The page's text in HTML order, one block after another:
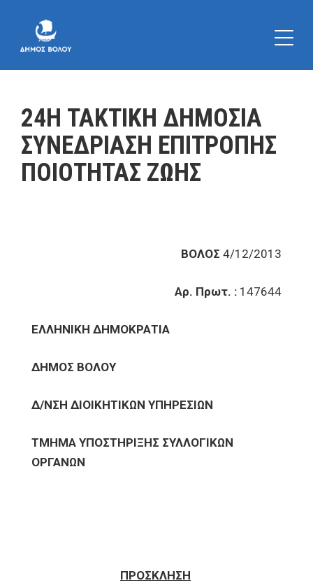
24Η ΤΑΚΤΙΚΗ ΔΗΜΟΣΙΑ
ΣΥΝΕΔΡΙΑΣΗ ΕΠΙΤΡΟΠΗΣ
ΠΟΙΟΤΗΤΑΣ ΖΩΗΣ
ΒΟΛΟΣ 4/12/2013
Αρ. Πρωτ. : 147644
ΕΛΛΗΝΙΚΗ ΔΗΜΟΚΡΑΤΙΑ
ΔΗΜΟΣ ΒΟΛΟΥ
Δ/ΝΣΗ ΔΙΟΙΚΗΤΙΚΩΝ ΥΠΗΡΕΣΙΩΝ
ΤΜΗΜΑ ΥΠΟΣΤΗΡΙΞΗΣ ΣΥΛΛΟΓΙΚΩΝ
ΟΡΓΑΝΩΝ
ΠΡΟΣΚΛΗΣΗ